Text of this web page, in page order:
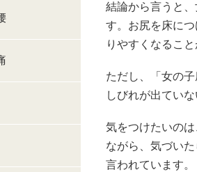
結論から言うと
す。お尻を床に
りやすくなること
ただし、「女の
しびれが出てい
気をつけたいの
ながら、気づい
言われています。